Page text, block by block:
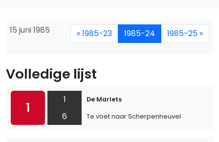
15 juni 1985 « 1985-23 1985-24 1985-25 »
Volledige lijst
1
1
6
De Marlets
Te voet naar Scherpenheuvel